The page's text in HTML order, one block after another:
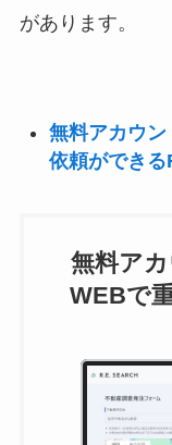
があります。
無料アカウ
依頼ができ
無料ア
WEBで